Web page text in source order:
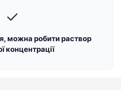
✓
можна робити раствор
концентрації